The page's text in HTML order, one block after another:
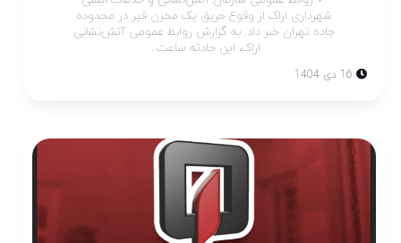
شهرداری اراک از وقوع حریق یک مخزن قیر در محدوده
جاده تهران خبر داد. به گزارش روابط عمومی آتش‌نشانی
اراک، این حادثه ساعت...
16 دی 1404